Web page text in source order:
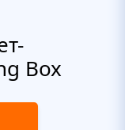
Box